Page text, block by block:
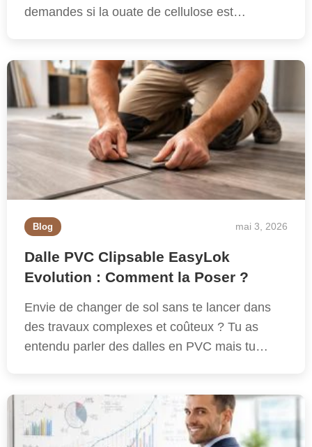
demandes si la ouate de cellulose est…
Blog mai 3, 2026
Dalle PVC Clipsable EasyLok
Evolution : Comment la Poser ?
Envie de changer de sol sans te lancer dans
des travaux complexes et coûteux ? Tu as
entendu parler des dalles en PVC mais tu…